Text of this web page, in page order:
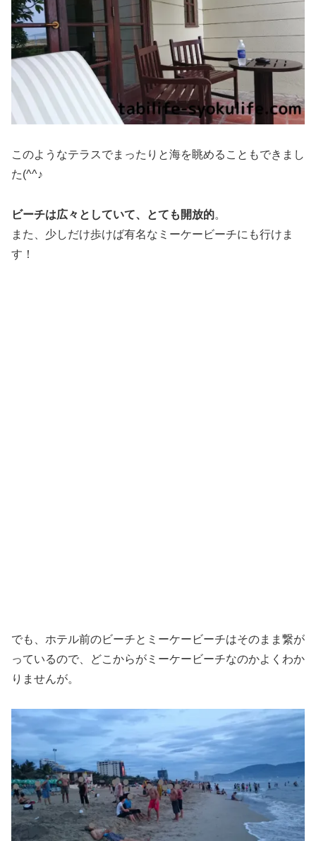
このようなテラスでまったりと海を眺めることもできまし
た(^^♪
ビーチは広々としていて、とても開放的。
また、少しだけ歩けば有名なミーケービーチにも行けま
す！
でも、ホテル前のビーチとミーケービーチはそのまま繋が
っているので、どこからがミーケービーチなのかよくわか
りませんが。